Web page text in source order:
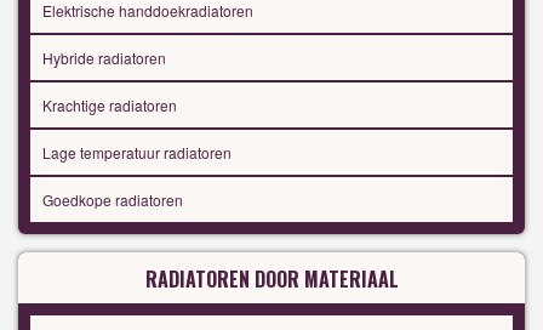
Elektrische handdoekradiatoren
Hybride radiatoren
Krachtige radiatoren
Lage temperatuur radiatoren
Goedkope radiatoren
RADIATOREN DOOR MATERIAAL